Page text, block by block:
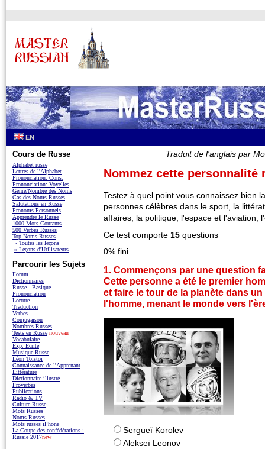
EN
Traduit de l'anglais par
Nommez cette personnalité
Testez à quel point vous connaissez bien
personnes célèbres dans le sport, la
affaires, la politique, l'espace et l'aviation,
Ce test comporte 15 questions
0% fini
1. Commençons par une question
Cette personne a été le premier
et faire le tour de la planète dans
l'homme, menant le monde vers
Sergueï Korolev
Alekseï Leonov
Cours de Russe
Alphabet russe
Lettres de l'Alphabet
Prononciation: Cons.
Prononciation: Voyelles
Genre/Nombre des Noms
Cas des Noms Russes
Salutations en Russe
Pronoms Personnels
Apprendre le Russe
1000 Mots Courants
500 Verbes Russes
Top Noms Russes
» Toutes les leçons
» Leçons d'Utilisateurs
Parcourir les Sujets
Forum
Dictionnaires
Russe - Basique
Prononciation
Lecture
Traduction
Verbes
Conjugaison
Nombres Russes
Tests en Russe nouveau
Vocabulaire
Exp. Écrite
Musique Russe
Léon Tolstoï
Connaissance de l'Apprenant
Littérature
Dictionnaire illustré
Proverbes
Publications
Radio & TV
Culture Russe
Mots Russes
Noms Russes
Mots russes iPhone
La Coupe des confédérations :
Russie 2017new